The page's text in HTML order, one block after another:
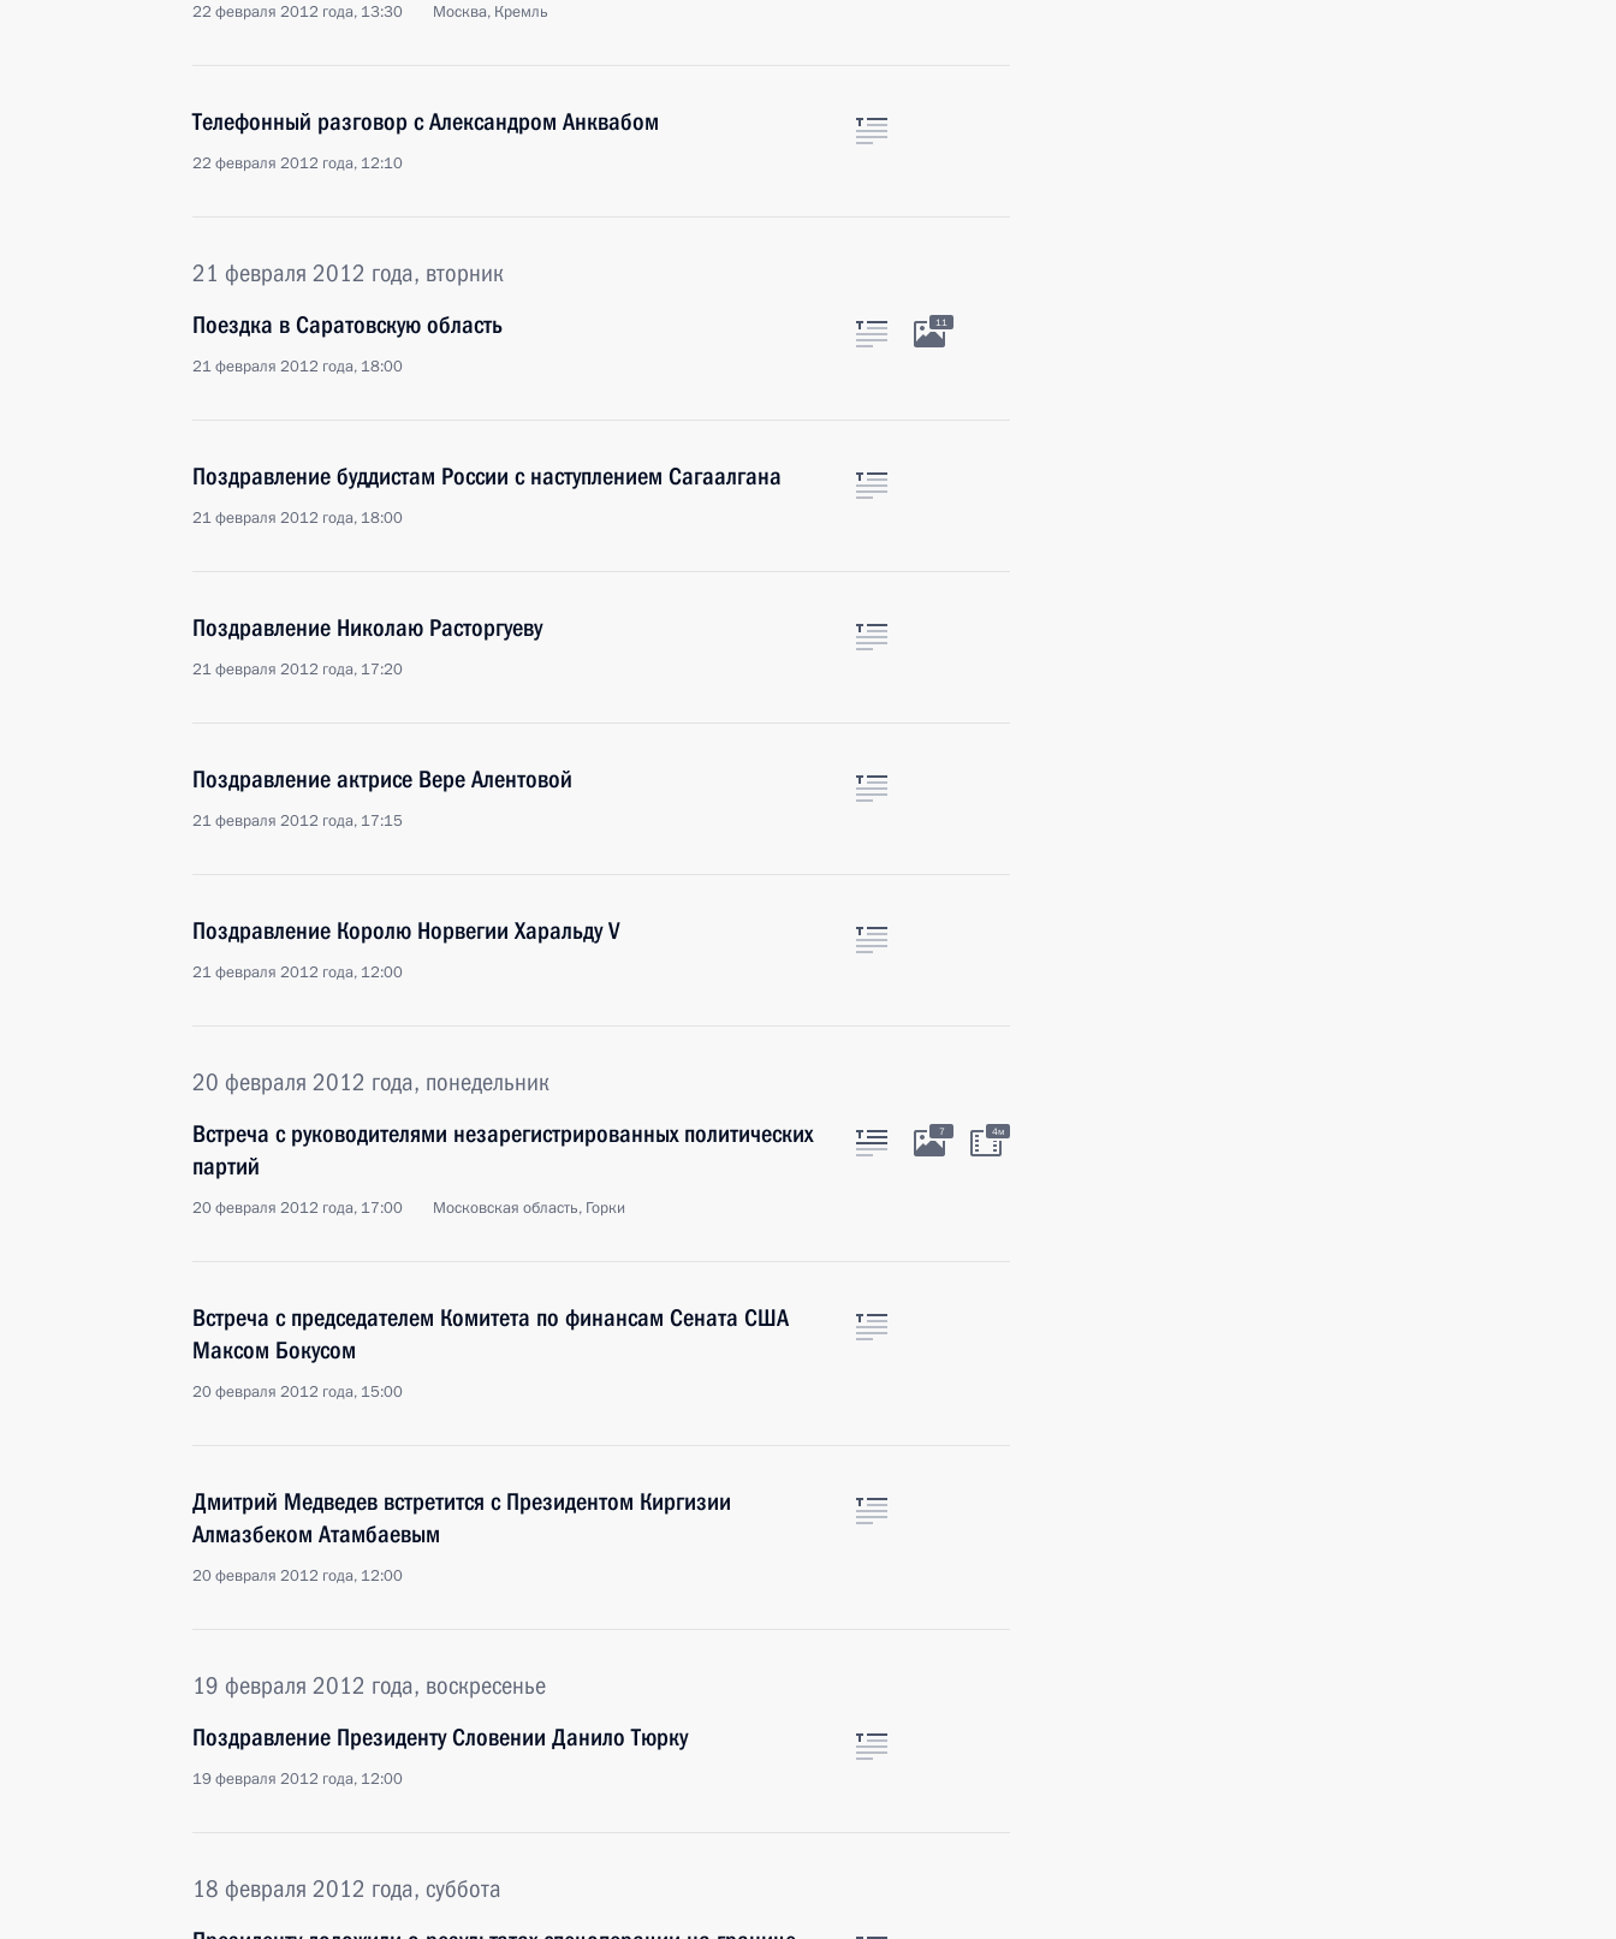
22 февраля 2012 года, 13:30 Москва, Кремль
Телефонный разговор с Александром Анквабом
22 февраля 2012 года, 12:10
21 февраля 2012 года, вторник
Поездка в Саратовскую область
21 февраля 2012 года, 18:00
11
Поздравление буддистам России с наступлением Сагаалгана
21 февраля 2012 года, 18:00
Поздравление Николаю Расторгуеву
21 февраля 2012 года, 17:20
Поздравление актрисе Вере Алентовой
21 февраля 2012 года, 17:15
Поздравление Королю Норвегии Харальду V
21 февраля 2012 года, 12:00
20 февраля 2012 года, понедельник
Встреча с руководителями незарегистрированных политических
партий
20 февраля 2012 года, 17:00 Московская область, Горки
7 4м
Встреча с председателем Комитета по финансам Сената США
Максом Бокусом
20 февраля 2012 года, 15:00
Дмитрий Медведев встретится с Президентом Киргизии
Алмазбеком Атамбаевым
20 февраля 2012 года, 12:00
19 февраля 2012 года, воскресенье
Поздравление Президенту Словении Данило Тюрку
19 февраля 2012 года, 12:00
18 февраля 2012 года, суббота